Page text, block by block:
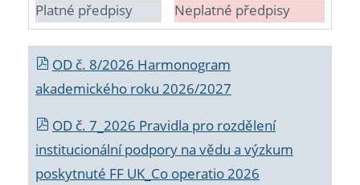
Platné předpisy Neplatné předpisy
OD č. 8/2026 Harmonogram
akademického roku 2026/2027
OD č. 7_2026 Pravidla pro rozdělení
institucionální podpory na vědu a výzkum
poskytnuté FF UK_Co operatio 2026